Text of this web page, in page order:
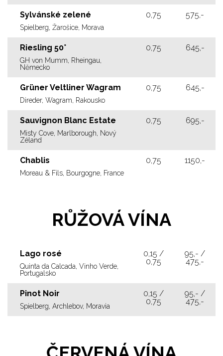
Sylvánské zelené
Spielberg, Žarošice, Morava
0,75 575,-
Riesling 50°
GH von Mumm, Rheingau,
Německo
0,75 645,-
Grüner Veltliner Wagram
Direder, Wagram, Rakousko
0,75 645,-
Sauvignon Blanc Estate
Misty Cove, Marlborough, Nový
Zéland
0,75 695,-
Chablis
Moreau & Fils, Bourgogne, France
0,75 1150,-
RŮŽOVÁ VÍNA
Lago rosé
Quinta da Calcada, Vinho Verde,
Portugalsko
0,15 /
0,75
95,- /
475,-
Pinot Noir
Spielberg, Archlebov, Moravia
0,15 /
0,75
95,- /
475,-